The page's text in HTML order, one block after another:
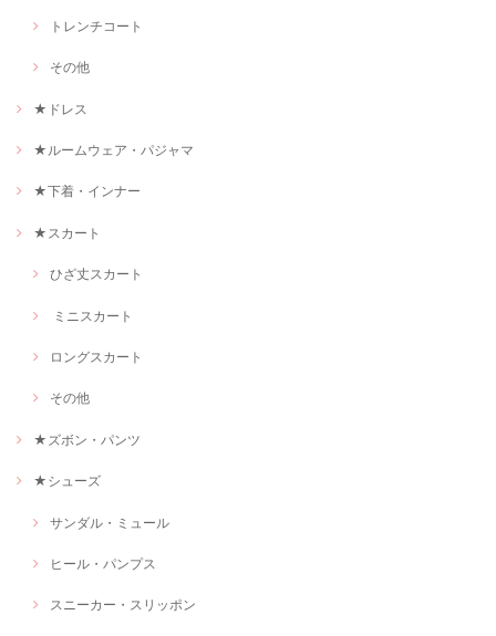
トレンチコート
その他
★ドレス
★ルームウェア・パジャマ
★下着・インナー
★スカート
ひざ丈スカート
ミニスカート
ロングスカート
その他
★ズボン・パンツ
★シューズ
サンダル・ミュール
ヒール・パンプス
スニーカー・スリッポン